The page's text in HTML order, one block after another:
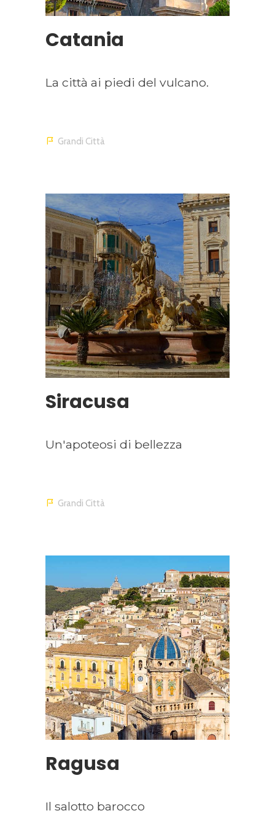
Catania
La città ai piedi del vulcano.
Grandi Città
Siracusa
Un'apoteosi di bellezza
Grandi Città
Ragusa
Il salotto barocco